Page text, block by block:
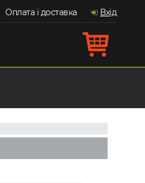
Оплата і доставка Вхід